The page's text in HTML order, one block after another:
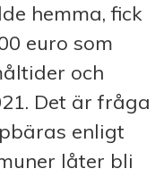
hemma, fick
euro som
och
Det är fråga
enligt
låter bli